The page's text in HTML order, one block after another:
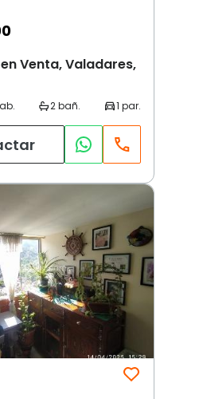
Venta, Valadares,